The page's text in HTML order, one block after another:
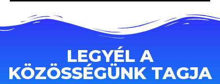
LEGYÉL A
KÖZÖSSÉGÜNK TAGJA